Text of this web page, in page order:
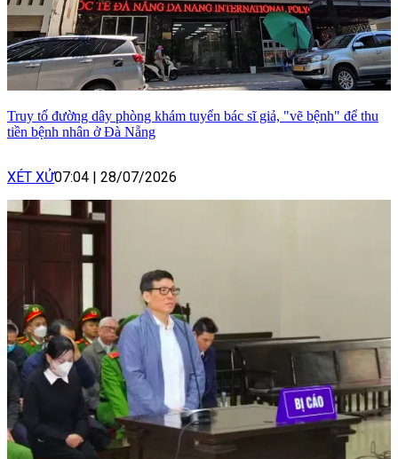
Truy tố đường dây phòng khám tuyển bác sĩ giả, "vẽ bệnh" để thu
tiền bệnh nhân ở Đà Nẵng
XÉT XỬ07:04 28/07/2026